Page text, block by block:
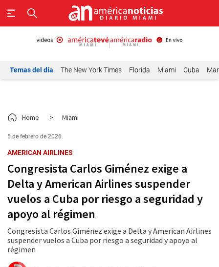
Temas del día The New York Times Florida Miami Cuba
Home > Miami
5 de febrero de 2026
AMERICAN AIRLINES
Congresista Carlos Giménez exige a
Delta y American Airlines suspender
vuelos a Cuba por riesgo a seguridad y
apoyo al régimen
Congresista Carlos Giménez exige a Delta y American Airlines
suspender vuelos a Cuba por riesgo a seguridad y apoyo al
régimen